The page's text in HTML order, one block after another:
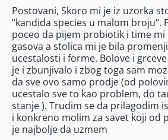
Postovani, Skoro mi je iz uzorka
“kandida species u malom broju“.
poceo da pijem probiotik i time mi
gasova a stolica mi je bila
ucestalosti i forme. Bolove i
je i zbunjivalo i zbog toga sam
da sve ovo samo prodje (od
ucestalo sve to kao problem, do
stanje ). Trudim se da prilagodim
i konkreno molim za savet koji od
je najbolje da uzmem